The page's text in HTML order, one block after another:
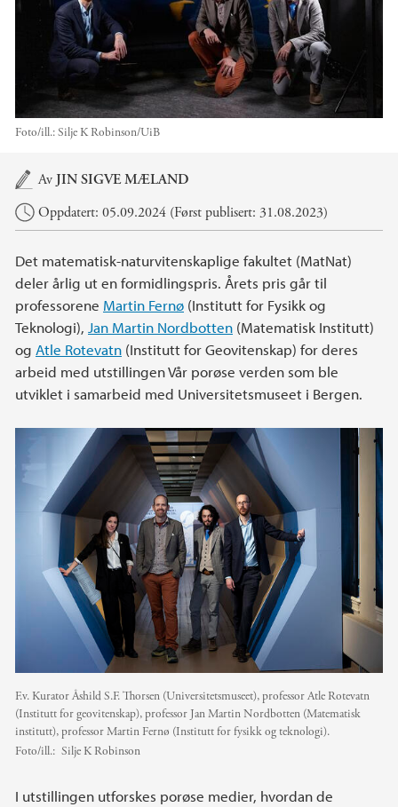
Foto/ill.:Silje K Robinson/UiB
Hovedinnhold
AvJIN SIGVE MÆLAND
Oppdatert: 05.09.2024 (Først publisert: 31.08.2023)
Det matematisk-naturvitenskaplige fakultet (MatNat)
deler årlig ut en formidlingspris. Årets pris går til
professorene Martin Fernø (Institutt for Fysikk og
Teknologi), Jan Martin Nordbotten (Matematisk Institutt)
og Atle Rotevatn (Institutt for Geovitenskap) for deres
arbeid med utstillingen Vår porøse verden som ble
utviklet i samarbeid med Universitetsmuseet i Bergen.
F.v. Kurator Åshild S.F. Thorsen (Universitetsmuseet), professor Atle Rotevatn
(Institutt for geovitenskap), professor Jan Martin Nordbotten (Matematisk
institutt), professor Martin Fernø (Institutt for fysikk og teknologi).
Foto/ill.: Silje K Robinson
I utstillingen utforskes porøse medier, hvordan de